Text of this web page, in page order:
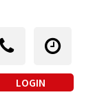
LOGIN